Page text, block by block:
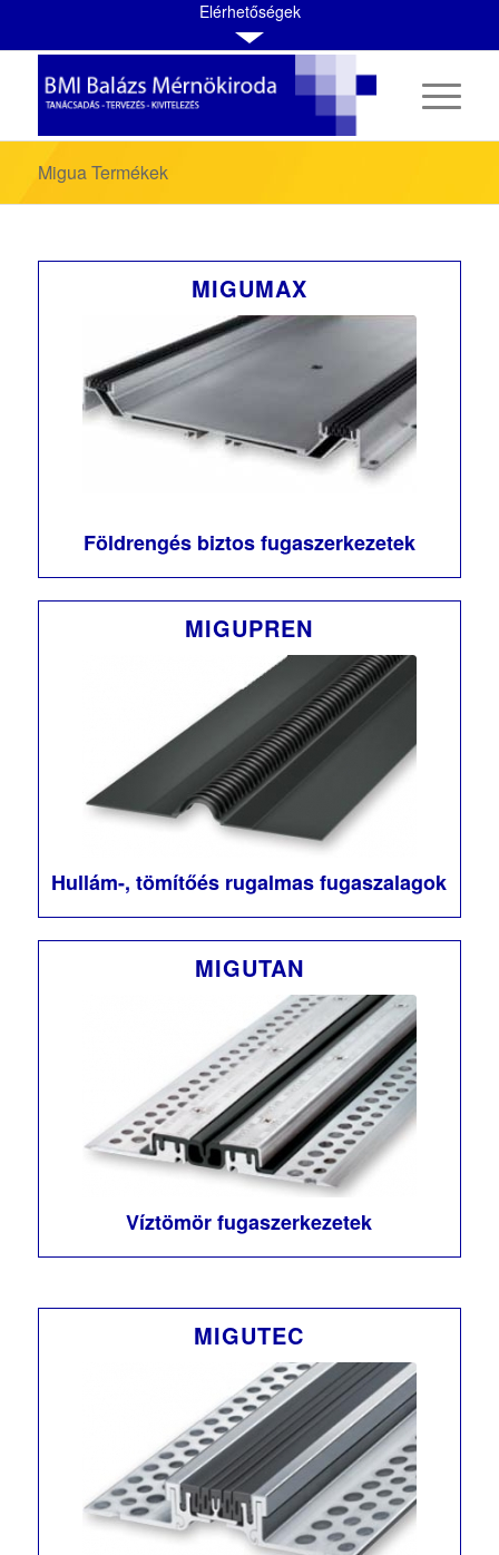
Migua Termékek
MIGUMAX
Földrengés biztos fugaszerkezetek
MIGUPREN
Hullám-, tömítőés rugalmas fugaszalagok
MIGUTAN
Víztömör fugaszerkezetek
MIGUTEC
Elérhetőségek